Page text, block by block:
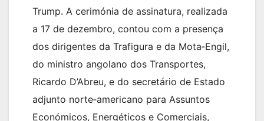
Trump. A cerimónia de assinatura, realizada
a 17 de dezembro, contou com a presença
dos dirigentes da Trafigura e da Mota‑Engil,
do ministro angolano dos Transportes,
Ricardo D’Abreu, e do secretário de Estado
adjunto norte‑americano para Assuntos
Económicos, Energéticos e Comerciais,